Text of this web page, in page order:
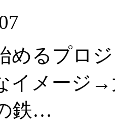
めるプロ
イメージ
鉄…